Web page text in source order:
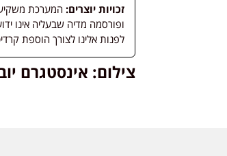
זכויות יוצרים: המערכת
לפנות אלינו לצורך הוספת
צילום: אינסטגרם